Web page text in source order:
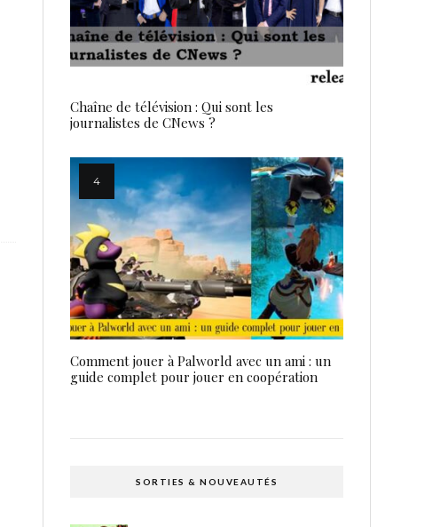
Chaîne de télévision : Qui sont les
journalistes de CNews ?
Comment jouer à Palworld avec un ami : un
guide complet pour jouer en coopération
SORTIES & NOUVEAUTÉS